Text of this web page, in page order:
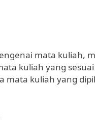
mata kuliah,
kuliah yang
mata kuliah yang